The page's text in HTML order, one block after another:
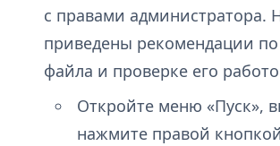
с правами администратора.
приведены рекомендации по
файла и проверке его
Откройте меню «Пуск»,
нажмите правой